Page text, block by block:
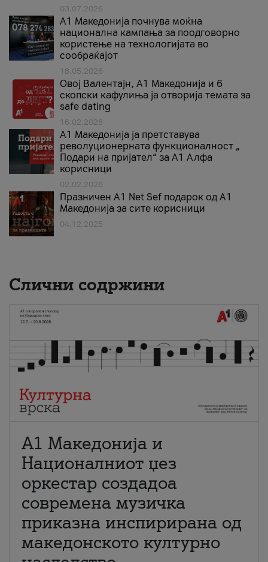
03.07.2026
A1 Македонија почнува моќна
национална кампања за поодговорно
користење на технологијата во
сообраќајот
18.05.2026
Овој Валентајн, A1 Македонија и 6
скопски кафулиња ја отворија темата за
safe dating
16.02.2026
А1 Македонија ја претставува
револуционерната функционалност „
Подари на пријател“ за А1 Алфа
корисници
02.02.2026
Празничен A1 Net Sеf подарок од А1
Македонија за сите корисници
04.12.2025
Слични содржини
А1 Македонија и
Националниот џез
оркестар создадоа
современа музичка
приказна инспирирана од
македонското културно